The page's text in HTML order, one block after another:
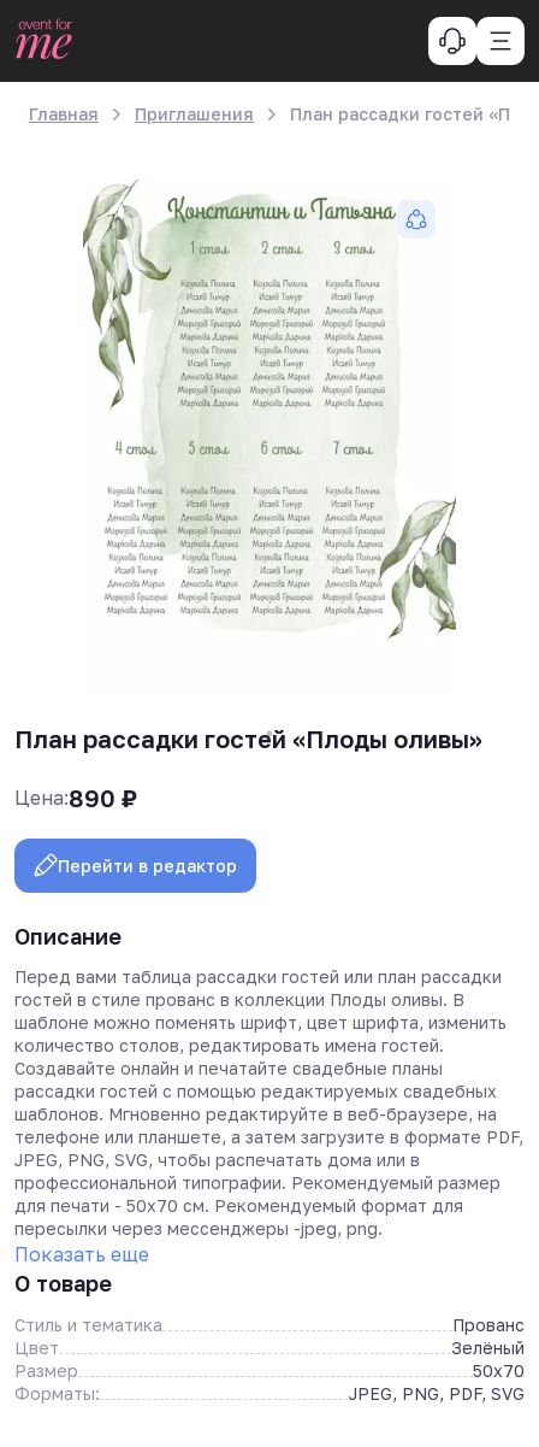
Главная Приглашения План рассадки гостей
План рассадки гостей «Плоды оливы»
Цена:890 ₽
Перейти в редактор
Описание
Перед вами таблица рассадки гостей или план рассадки
гостей в стиле прованс в коллекции Плоды оливы. В
шаблоне можно поменять шрифт, цвет шрифта, изменить
количество столов, редактировать имена гостей.
Создавайте онлайн и печатайте свадебные планы
рассадки гостей с помощью редактируемых свадебных
шаблонов. Мгновенно редактируйте в веб-браузере, на
телефоне или планшете, а затем загрузите в формате PDF,
JPEG, PNG, SVG, чтобы распечатать дома или в
профессиональной типографии. Рекомендуемый размер
для печати - 50х70 см. Рекомендуемый формат для
пересылки через мессенджеры -jpeg, png.
Показать еще
О товаре
Стиль и тематика
Прованс
Цвет
Зелёный
Размер
50x70
Форматы:
JPEG, PNG, PDF, SVG